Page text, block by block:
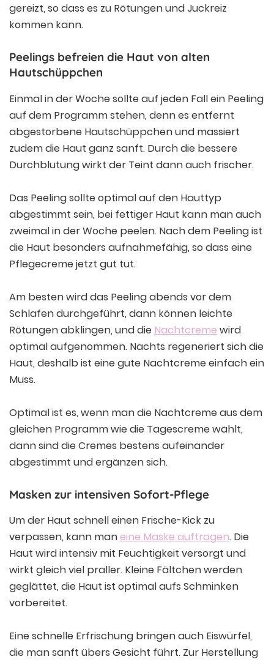
gereizt, so dass es zu Rötungen und Juckreiz
kommen kann.
Peelings befreien die Haut von alten
Hautschüppchen
Einmal in der Woche sollte auf jeden Fall ein Peeling
auf dem Programm stehen, denn es entfernt
abgestorbene Hautschüppchen und massiert
zudem die Haut ganz sanft. Durch die bessere
Durchblutung wirkt der Teint dann auch frischer.
Das Peeling sollte optimal auf den Hauttyp
abgestimmt sein, bei fettiger Haut kann man auch
zweimal in der Woche peelen. Nach dem Peeling ist
die Haut besonders aufnahmefähig, so dass eine
Pflegecreme jetzt gut tut.
Am besten wird das Peeling abends vor dem
Schlafen durchgeführt, dann können leichte
Rötungen abklingen, und die Nachtcreme wird
optimal aufgenommen. Nachts regeneriert sich die
Haut, deshalb ist eine gute Nachtcreme einfach ein
Muss.
Optimal ist es, wenn man die Nachtcreme aus dem
gleichen Programm wie die Tagescreme wählt,
dann sind die Cremes bestens aufeinander
abgestimmt und ergänzen sich.
Masken zur intensiven Sofort-Pflege
Um der Haut schnell einen Frische-Kick zu
verpassen, kann maneine Maske auftragen. Die
Haut wird intensiv mit Feuchtigkeit versorgt und
wirkt gleich viel praller. Kleine Fältchen werden
geglättet, die Haut ist optimal aufs Schminken
vorbereitet.
Eine schnelle Erfrischung bringen auch Eiswürfel,
die man sanft übers Gesicht führt. Zur Herstellung